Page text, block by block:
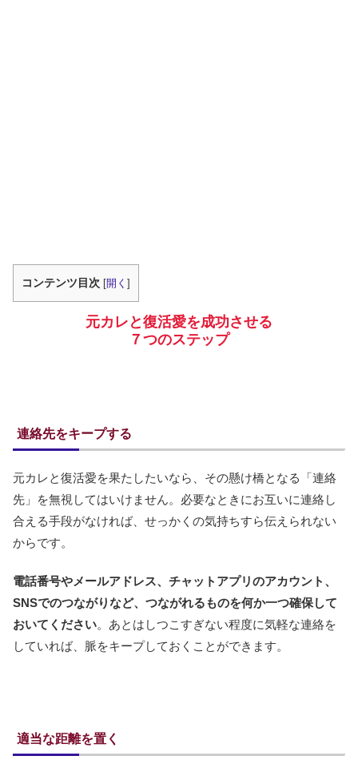
コンテンツ目次 [開く ]
元カレと復活愛を成功させる
７つのステップ
連絡先をキープする
元カレと復活愛を果たしたいなら、その懸け橋となる「連絡
先」を無視してはいけません。必要なときにお互いに連絡し
合える手段がなければ、せっかくの気持ちすら伝えられない
からです。
電話番号やメールアドレス、チャットアプリのアカウント、
SNSでのつながりなど、つながれるものを何か一つ確保して
おいてください。あとはしつこすぎない程度に気軽な連絡を
していれば、脈をキープしておくことができます。
適当な距離を置く